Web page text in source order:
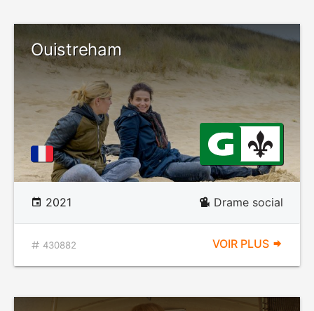
Ouistreham
2021 Drame social
430882 VOIR PLUS